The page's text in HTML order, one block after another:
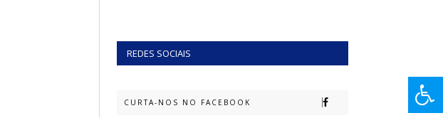
REDES SOCIAIS
CURTA-NOS NO FACEBOOK